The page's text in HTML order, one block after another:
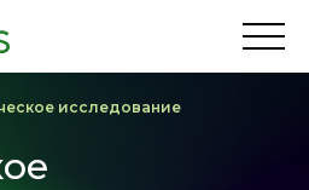
исследование